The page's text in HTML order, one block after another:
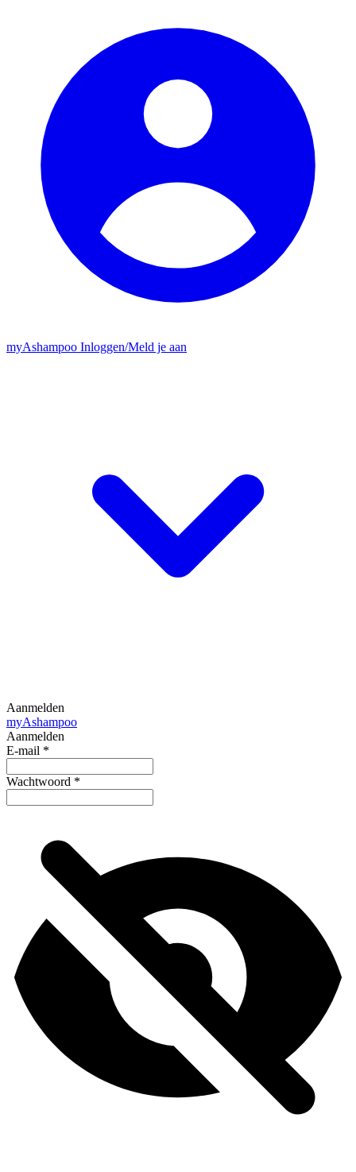
myAshampoo Inloggen/Meld je aan
Aanmelden
myAshampoo
Aanmelden
E-mail *
Wachtwoord *